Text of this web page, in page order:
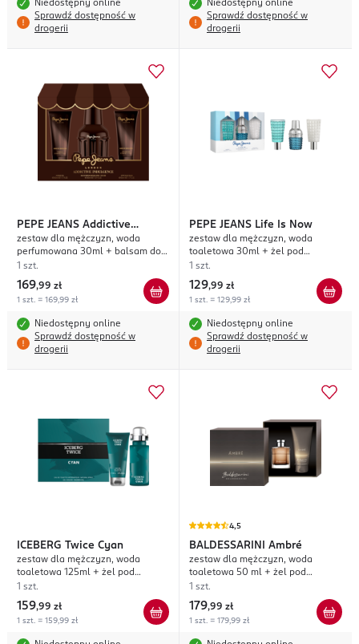
Niedostępny online
Sprawdź dostępność w
drogerii
Niedostępny online
Sprawdź dostępność w
drogerii
PEPE JEANS Addictive
Indulgence
zestaw dla mężczyzn, woda
perfumowana 30ml + balsam do
ciała 50ml + żel pod prysznic
1 szt.
169,99 zł
1 szt. = 169,99 zł
Niedostępny online
Sprawdź dostępność w
drogerii
PEPE JEANS Life Is Now
zestaw dla mężczyzn, woda
toaletowa 30ml + żel pod
prysznic 50ml + balsam po
1 szt.
129,99 zł
1 szt. = 129,99 zł
Niedostępny online
Sprawdź dostępność w
drogerii
ICEBERG Twice Cyan
zestaw dla mężczyzn, woda
toaletowa 125ml + żel pod
prysznic 100ml
1 szt.
159,99 zł
1 szt. = 159,99 zł
4,5
BALDESSARINI Ambré
zestaw dla mężczyzn, woda
toaletowa 50 ml + żel pod
prysznic 200 ml
1 szt.
179,99 zł
1 szt. = 179,99 zł